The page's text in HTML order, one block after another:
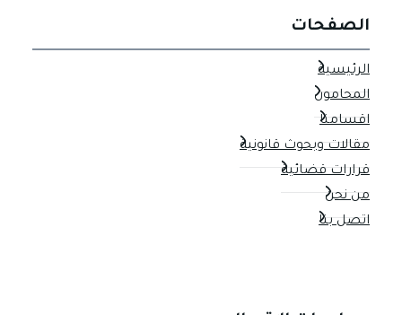
الصفحات
الرئيسية
المحامون
اقسامنا
مقالات وبحوث قانونية
قرارات قضائية
من نحن
اتصل بنا